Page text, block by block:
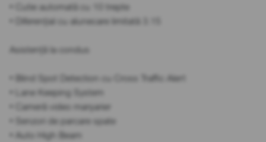
• Cutie automată cu 10 trepte
• Diferențial cu alunecare limitată 3.15
Asistență la condus
• Blind Spot Detection cu Cross Traffic Alert
• Lane Keeping System
• Cameră video marșarier
• Senzori de parcare spate
• Auto High Beam